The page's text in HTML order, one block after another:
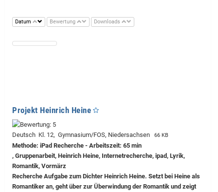
Datum Bewertung Downloads
Projekt Heinrich Heine
Deutsch Kl. 12, Gymnasium/FOS, Niedersachsen 66 KB
Methode: iPad Recherche - Arbeitszeit: 65 min
, Gruppenarbeit, Heinrich Heine, Internetrecherche, ipad, Lyrik,
Romantik, Vormärz
Recherche Aufgabe zum Dichter Heinrich Heine. Setzt bei Heine als
Romantiker an, geht über zur Überwindung der Romantik und zeigt